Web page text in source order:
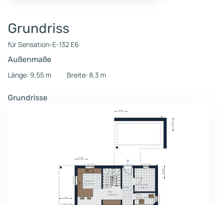
Grundriss
für Sensation-E-132 E6
Außenmaße
Länge: 9,55 m
Breite: 8,3 m
Grundrisse